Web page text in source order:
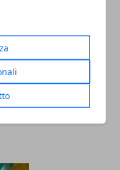
prima di